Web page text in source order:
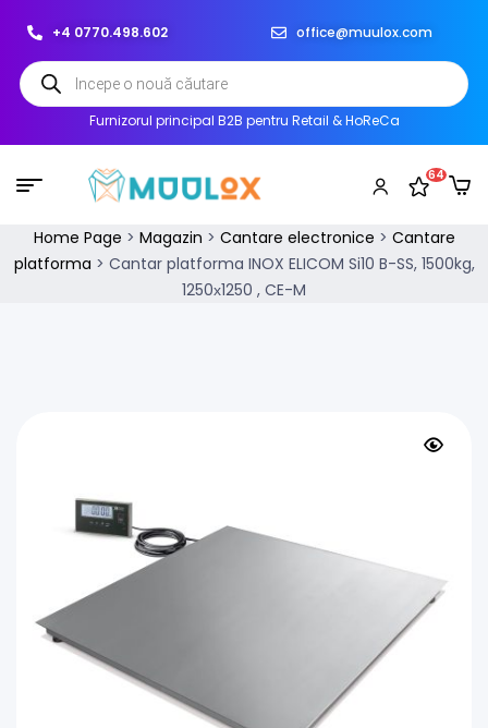
+4 0770.498.602 office@muulox.com
Furnizorul principal B2B pentru Retail & HoReCa
64
Home Page > Magazin > Cantare electronice > Cantare
platforma > Cantar platforma INOX ELICOM Si10 B-SS, 1500kg,
1250х1250 , CE-M